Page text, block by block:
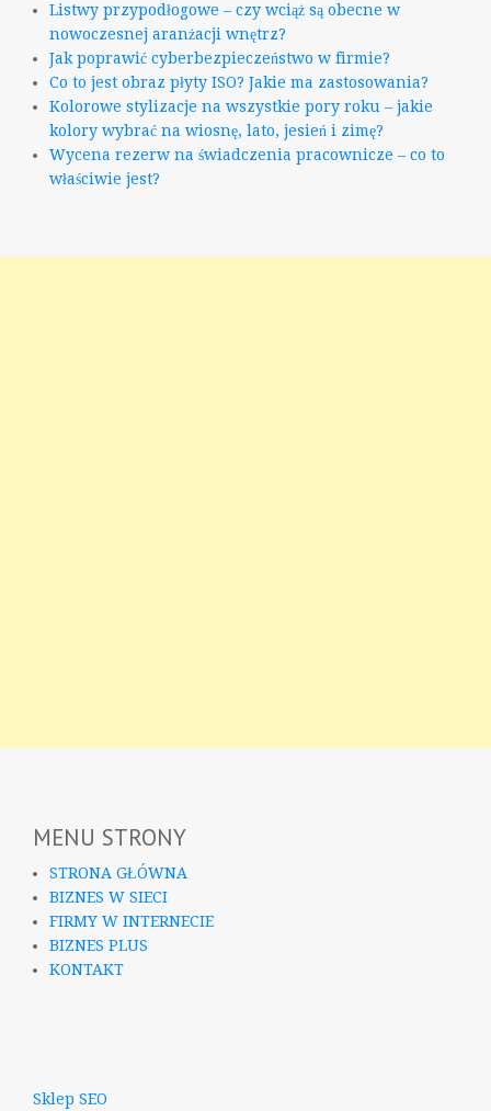
Listwy przypodłogowe – czy wciąż są obecne w
nowoczesnej aranżacji wnętrz?
Jak poprawić cyberbezpieczeństwo w firmie?
Co to jest obraz płyty ISO? Jakie ma zastosowania?
Kolorowe stylizacje na wszystkie pory roku – jakie
kolory wybrać na wiosnę, lato, jesień i zimę?
Wycena rezerw na świadczenia pracownicze – co to
właściwie jest?
MENU STRONY
STRONA GŁÓWNA
BIZNES W SIECI
FIRMY W INTERNECIE
BIZNES PLUS
KONTAKT
Sklep SEO